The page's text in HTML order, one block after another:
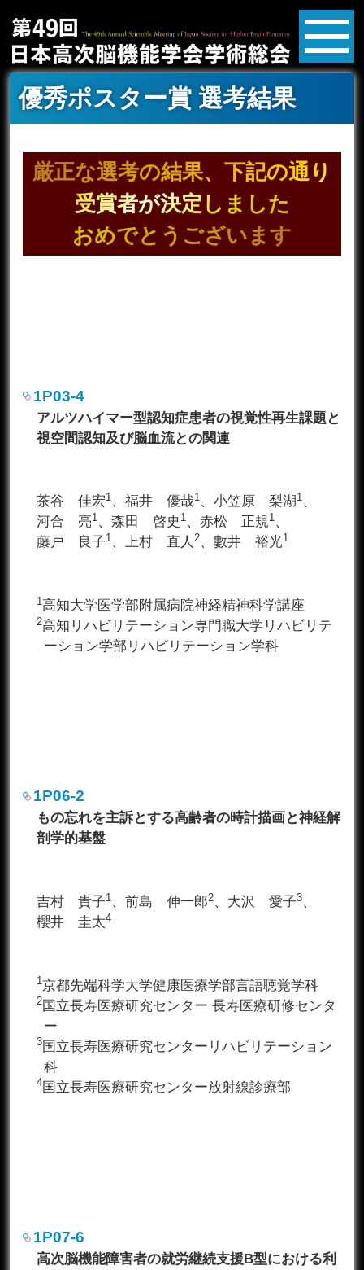
優秀ポスター賞 選考結果
厳正な選考の結果、下記の通り
受賞者が決定しました
おめでとうございます
1P03-4
アルツハイマー型認知症患者の視覚性再生課題と
視空間認知及び脳血流との関連
茶谷 佳宏1 、福井 優哉1 、小笠原 梨湖1 、
河合 亮1 、森田 啓史 1 、赤松 正規1 、
藤戸 良子1 、上村 直人2、數井 裕光1
1高知大学医学部附属病院神経精神科学講座
2高知リハビリテーション専門職大学リハビリテ
ーション学部リハビリテーション学科
1P06-2
もの忘れを主訴とする高齢者の時計描画と神経解
剖学的基盤
吉村 貴子1 、前島 伸一郎2、大沢 愛子3、
櫻井 圭太4
1京都先端科学大学健康医療学部言語聴覚学科
2国立長寿医療研究センター 長寿医療研修センタ
ー
3国立長寿医療研究センターリハビリテーション
科
4国立長寿医療研究センター放射線診療部
1P07-6
高次脳機能障害者の就労継続支援B型における利